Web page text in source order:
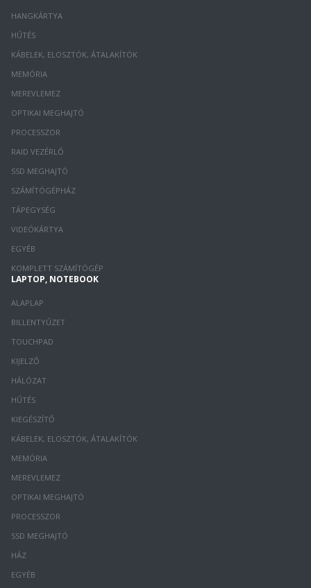
HANGKÁRTYA
HŰTÉS
KÁBELEK, ELOSZTÓK, ÁTALAKÍTÓK
MEMÓRIA
MEREVLEMEZ
OPTIKAI MEGHAJTÓ
PROCESSZOR
RAID VEZÉRLŐ
SSD MEGHAJTÓ
SZÁMÍTÓGÉPHÁZ
TÁPEGYSÉG
VIDEÓKÁRTYA
EGYÉB
KOMPLETT SZÁMÍTÓGÉP
LAPTOP, NOTEBOOK
ALAPLAP
BILLENTYŰZET
TOUCHPAD
KIJELZŐ
HÁLÓZAT
HŰTÉS
KIEGÉSZÍTŐ
KÁBELEK, ELOSZTÓK, ÁTALAKÍTÓK
MEMÓRIA
MEREVLEMEZ
OPTIKAI MEGHAJTÓ
PROCESSZOR
SSD MEGHAJTÓ
HÁZ
EGYÉB